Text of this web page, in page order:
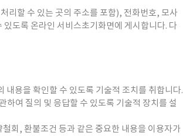
리할 수 있는 곳의 주소를 포함), 전화번호, 모사
도록 온라인 서비스초기화면에 게시합니다. 다
내용을 확인할 수 있도록 기술적 조치를 취합니다.
여 질의 및 응답할 수 있도록 기술적 장치를 설
회, 환불조건 등과 같은 중요한 내용을 이용자가